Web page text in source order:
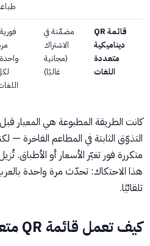
قائمة QR
ديناميكية
متعددة
اللغات
مضمَّنة في
الاشتراك
(مجانية
غالبًا)
التذوّق الثابتة في المطاعم الفاخرة —
متكررة فور تغيّر الأسعار أو الأطباق.
هذا الاحتكاك: تحدّث مرة واحدة
تلقائيًا.
كيف تعمل قائمة QR متعددة اللغات فعليًا؟